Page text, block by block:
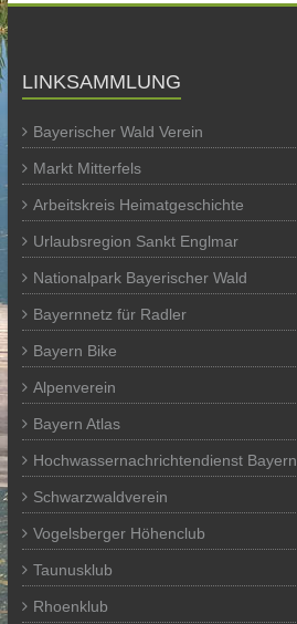
LINKSAMMLUNG
Bayerischer Wald Verein
Markt Mitterfels
Arbeitskreis Heimatgeschichte
Urlaubsregion Sankt Englmar
Nationalpark Bayerischer Wald
Bayernnetz für Radler
Bayern Bike
Alpenverein
Bayern Atlas
Hochwassernachrichtendienst Bayern
Schwarzwaldverein
Vogelsberger Höhenclub
Taunusklub
Rhoenklub